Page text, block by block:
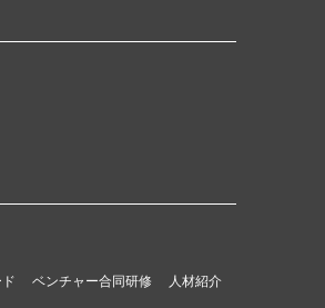
ベンチャー合同研修
人材紹介